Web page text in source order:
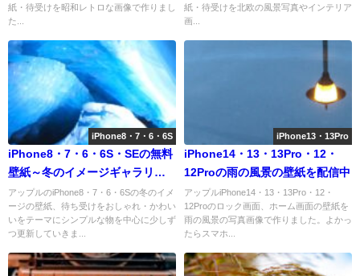
紙・待受けを昭和レトロな画像で作りまし
た...
紙・待受けを北欧の風景写真やインテリア
画...
iPhone8・7・6・6S
iPhone8・7・6・6S・SEの無料
壁紙～冬のイメージギャラリー
～
アップルのiPhone8・7・6・6Sの冬のイメ
ージの壁紙、待ち受けをおしゃれ・かわい
いをテーマにシンプルな物を中心に少しず
つ更新していきま...
iPhone13・13Pro
iPhone14・13・13Pro・12・
12Proの雨の風景の壁紙を配信中
アップルiPhone14・13・13Pro・12・
12Proのロック画面、ホーム画面の壁紙を
雨の風景の写真画像で作りました。よかっ
たらスマホ...